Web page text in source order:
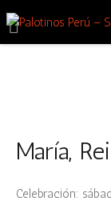
María,
Celebración: